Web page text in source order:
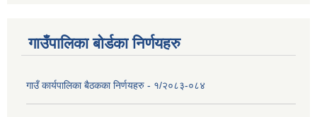
गाउँपालिका बोर्डका निर्णयहरु
गाउँ कार्यपालिका बैठकका निर्णयहरु - १/२०८३-०८४